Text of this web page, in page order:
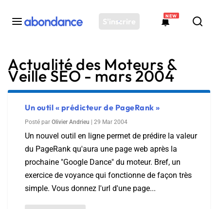
S'inscrire
NEW
Toutes les actus
Actus SEO
Plateforme
Outils
Solutions
Ressources
Audit SEO
Actualité des Moteurs &
Veille SEO - mars 2004
Un outil « prédicteur de PageRank »
Posté par Olivier Andrieu 29 Mar 2004
Un nouvel outil en ligne permet de prédire la valeur
du PageRank qu'aura une page web après la
prochaine "Google Dance" du moteur. Bref, un
exercice de voyance qui fonctionne de façon très
simple. Vous donnez l'url d'une page...